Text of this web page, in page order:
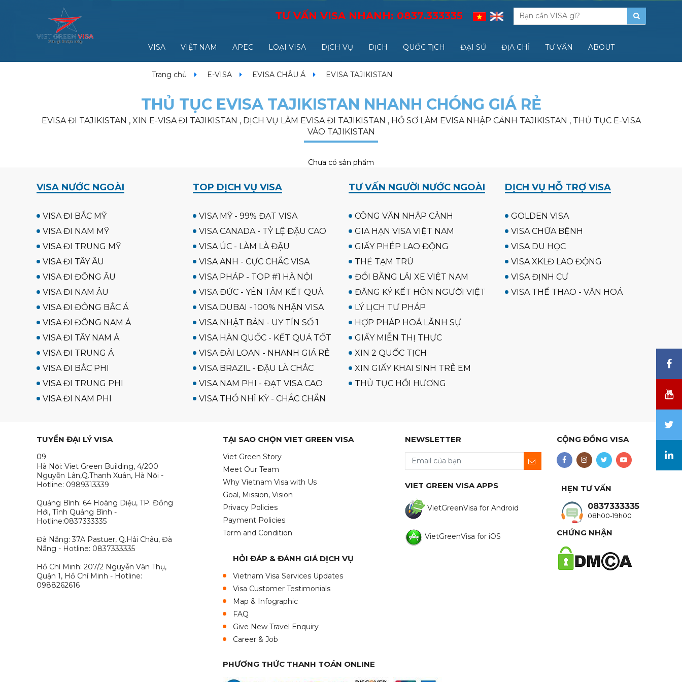
TƯ VẤN VISA NHANH: 0837.333335
VISA VIỆT NAM APEC LOẠI VISA DỊCH VỤ DỊCH QUỐC TỊCH ĐẠI SỨ ĐỊA CHỈ TƯ VẤN ABOUT
Trang chủ E-VISA EVISA CHÂU Á EVISA TAJIKISTAN
THỦ TỤC EVISA TAJIKISTAN NHANH CHÓNG GIÁ RẺ
EVISA ĐI TAJIKISTAN , XIN E-VISA ĐI TAJIKISTAN , DỊCH VỤ LÀM EVISA ĐI TAJIKISTAN , HỒ SƠ LÀM EVISA NHẬP CẢNH TAJIKISTAN , THỦ TỤC E-VISA
VÀO TAJIKISTAN
Chưa có sản phẩm
VISA NƯỚC NGOÀI
VISA ĐI BẮC MỸ
VISA ĐI NAM MỸ
VISA ĐI TRUNG MỸ
VISA ĐI TÂY ÂU
VISA ĐI ĐÔNG ÂU
VISA ĐI NAM ÂU
VISA ĐI ĐÔNG BẮC Á
VISA ĐI ĐÔNG NAM Á
VISA ĐI TÂY NAM Á
VISA ĐI TRUNG Á
VISA ĐI BẮC PHI
VISA ĐI TRUNG PHI
VISA ĐI NAM PHI
TOP DỊCH VỤ VISA
VISA MỸ - 99% ĐẠT VISA
VISA CANADA - TỶ LỆ ĐẬU CAO
VISA ÚC - LÀM LÀ ĐẬU
VISA ANH - CỰC CHẮC VISA
VISA PHÁP - TOP #1 HÀ NỘI
VISA ĐỨC - YÊN TÂM KẾT QUẢ
VISA DUBAI - 100% NHẬN VISA
VISA NHẬT BẢN - UY TÍN SỐ 1
VISA HÀN QUỐC - KẾT QUẢ TỐT
VISA ĐÀI LOAN - NHANH GIÁ RẺ
VISA BRAZIL - ĐẬU LÀ CHẮC
VISA NAM PHI - ĐẠT VISA CAO
VISA THỔ NHĨ KỲ - CHẮC CHẮN
TƯ VẤN NGƯỜI NƯỚC NGOÀI
CÔNG VĂN NHẬP CẢNH
GIA HẠN VISA VIỆT NAM
GIẤY PHÉP LAO ĐỘNG
THẺ TẠM TRÚ
ĐỔI BẰNG LÁI XE VIỆT NAM
ĐĂNG KÝ KẾT HÔN NGƯỜI VIỆT
LÝ LỊCH TƯ PHÁP
HỢP PHÁP HOÁ LÃNH SỰ
GIẤY MIỄN THỊ THỰC
XIN 2 QUỐC TỊCH
XIN GIẤY KHAI SINH TRẺ EM
THỦ TỤC HỒI HƯƠNG
DỊCH VỤ HỖ TRỢ VISA
GOLDEN VISA
VISA CHỮA BỆNH
VISA DU HỌC
VISA XKLĐ LAO ĐỘNG
VISA ĐỊNH CƯ
VISA THỂ THAO - VĂN HOÁ
TUYỂN ĐẠI LÝ VISA
09
Hà Nội: Viet Green Building, 4/200
Nguyễn Lân,Q.Thanh Xuân, Hà Nội -
Hotline: 0989313339
Quảng Bình: 64 Hoàng Diệu, TP. Đồng
Hới, Tỉnh Quảng Bình -
Hotline:0837333335
Đà Nẵng: 37A Pastuer, Q.Hải Châu, Đà
Nẵng - Hotline: 0837333335
Hồ Chí Minh: 207/2 Nguyễn Văn Thụ,
Quận 1, Hồ Chí Minh - Hotline:
0988262616
TẠI SAO CHỌN VIET GREEN VISA
Viet Green Story
Meet Our Team
Why Vietnam Visa with Us
Goal, Mission, Vision
Privacy Policies
Payment Policies
Term and Condition
HỎI ĐÁP & ĐÁNH GIÁ DỊCH VỤ
Vietnam Visa Services Updates
Visa Customer Testimonials
Map & Infographic
FAQ
Give New Travel Enquiry
Career & Job
NEWSLETTER
VIET GREEN VISA APPS
VietGreenVisa for Android
VietGreenVisa for iOS
PHƯƠNG THỨC THANH TOÁN ONLINE
CỘNG ĐỒNG VISA
HẸN TƯ VẤN
0837333335
08h00-19h00
CHỨNG NHẬN